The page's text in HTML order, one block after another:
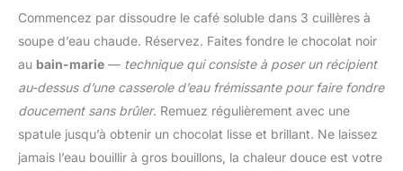
Commencez par dissoudre le café soluble dans 3 cuillères à
soupe d’eau chaude. Réservez. Faites fondre le chocolat noir
au bain-marie — technique qui consiste à poser un récipient
au-dessus d’une casserole d’eau frémissante pour faire fondre
doucement sans brûler. Remuez régulièrement avec une
spatule jusqu’à obtenir un chocolat lisse et brillant. Ne laissez
jamais l’eau bouillir à gros bouillons, la chaleur douce est votre